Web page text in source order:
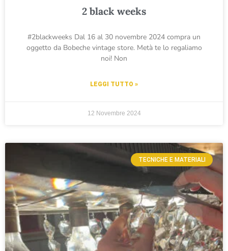
2 black weeks
#2blackweeks Dal 16 al 30 novembre 2024 compra un
oggetto da Bobeche vintage store. Metà te lo regaliamo
noi! Non
LEGGI TUTTO »
12 Novembre 2024
TECNICHE E MATERIALI